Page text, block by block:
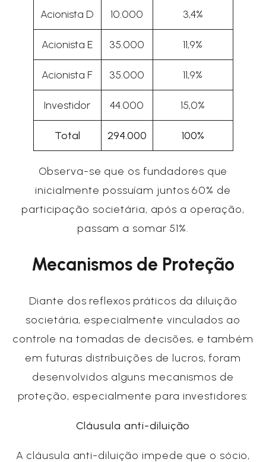
Acionista D 10.000 3,4%
Acionista E 35.000 11,9%
Acionista F 35.000 11,9%
Investidor 44.000 15,0%
Total 294.000 100%
Observa-se que os fundadores que
inicialmente possuíam juntos 60% de
participação societária, após a operação,
passam a somar 51%.
Mecanismos de Proteção
Diante dos reflexos práticos da diluição
societária, especialmente vinculados ao
controle na tomadas de decisões, e também
em futuras distribuições de lucros, foram
desenvolvidos alguns mecanismos de
proteção, especialmente para investidores:
Cláusula anti-diluição
A cláusula anti-diluição impede que o sócio,